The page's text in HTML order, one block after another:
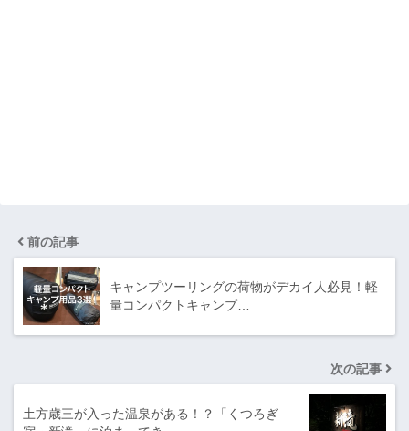
前の記事
キャンプツーリングの荷物がデカイ人必見！軽
量コンパクトキャンプ…
次の記事
土方歳三が入った温泉がある！？「くつろぎ